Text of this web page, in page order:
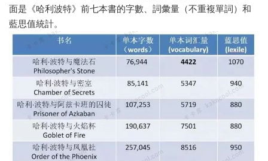
面是《哈利波特》前七本書的字數、詞彙量（不重複單詞）和
藍思值統計。